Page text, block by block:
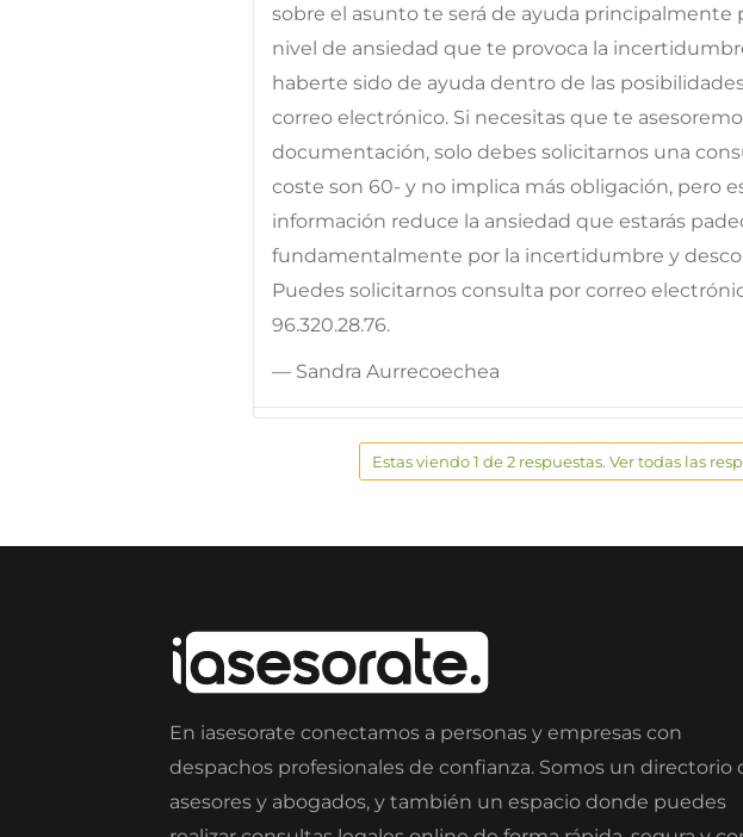
sobre el asunto te será de ayuda principalmente
nivel de ansiedad que te provoca la
haberte sido de ayuda dentro de las
correo electrónico. Si necesitas que te
documentación, solo debes solicitarnos una
coste son 60- y no implica más obligación, pero
información reduce la ansiedad que estarás
fundamentalmente por la incertidumbre y
Puedes solicitarnos consulta por correo
96.320.28.76.
— Sandra Aurrecoechea
Estas viendo 1 de 2 respuestas. Ver todas las
En iasesorate conectamos a personas y empresas con
despachos profesionales de confianza. Somos un directorio
asesores y abogados, y también un espacio donde puedes